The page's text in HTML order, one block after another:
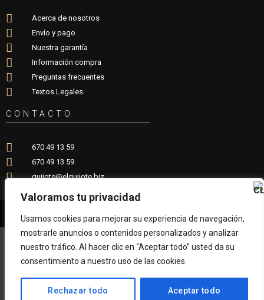
Valoramos tu privacidad
Usamos cookies para mejorar su experiencia de navegación,
mostrarle anuncios o contenidos personalizados y analizar
nuestro tráfico. Al hacer clic en “Aceptar todo” usted da su
consentimiento a nuestro uso de las cookies.
Rechazar todo Aceptar todo
Acerca de nosotros
Envío y pago
Nuestra garantía
Información compra
Preguntas frecuentes
Textos Legales
CONTACTO
670 49 13 59
670 49 13 59
quijote@elquijote.biz
Copyright 2018 -2026 © ELQUIJOTE.BIZ - Valencia (España)